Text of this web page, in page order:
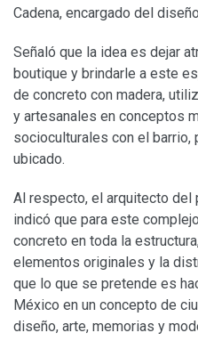
Cadena, encargado del
Señaló que la idea es dejar
boutique y brindarle a este
de concreto con madera,
y artesanales en conceptos
socioculturales con el barrio,
ubicado.
Al respecto, el arquitecto del
indicó que para este
concreto en toda la
elementos originales y la
que lo que se pretende es
México en un concepto de
diseño, arte, memorias y